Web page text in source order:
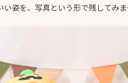
姿を、写真という形で残してみ